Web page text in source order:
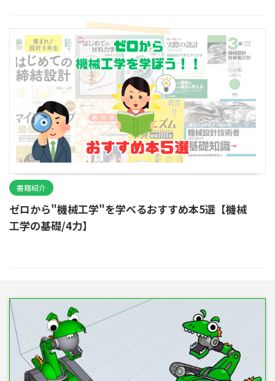
書籍紹介
ゼロから"機械工学"を学べるおすすめ本5選【機械
工学の基礎/4力】